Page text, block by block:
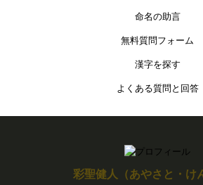
命名の助言
無料質問フォーム
漢字を探す
よくある質問と回答
彩聖健人（あやさと・け